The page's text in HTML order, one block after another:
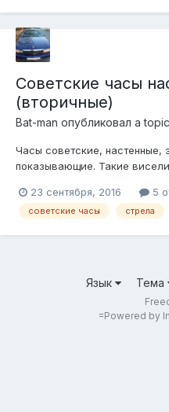
Советские часы
(вторичные)
Bat-man опубликовал a
Часы советские, настенные,
показывающие. Такие
"первичные" читаем тут:
http://freedomcars.ru/iboard/
23 сентября, 2016 5
советские часы стрела
Язык Тема
=Powered by